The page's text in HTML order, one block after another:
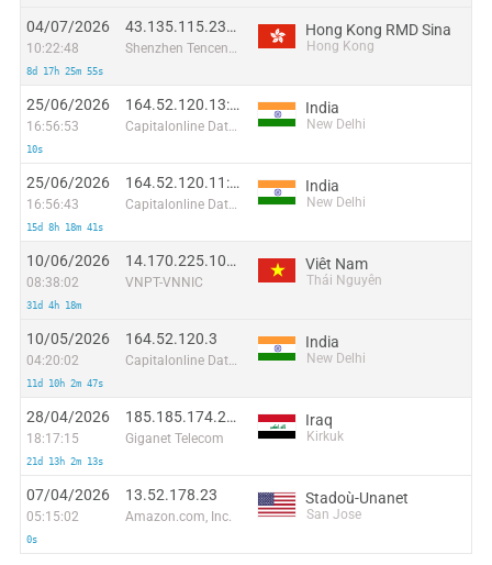
04/07/2026
10:22:48
8d 17h 25m 55s
43.135.115.233:57874
Shenzhen Tencent Computer Systems Company Limited
Hong Kong RMD Sina
Hong Kong
25/06/2026
16:56:53
10s
164.52.120.13:22172
Capitalonline Data Service (HK) Co
India
New Delhi
25/06/2026
16:56:43
15d 8h 18m 41s
164.52.120.11:43756
Capitalonline Data Service (HK) Co
India
New Delhi
10/06/2026
08:38:02
31d 4h 18m
14.170.225.104:47711
VNPT-VNNIC
Viêt Nam
Thái Nguyên
10/05/2026
04:20:02
11d 10h 2m 47s
164.52.120.3
Capitalonline Data Service (HK) Co
India
New Delhi
28/04/2026
18:17:15
21d 13h 2m 13s
185.185.174.220
Giganet Telecom
Iraq
Kirkuk
07/04/2026
05:15:02
0s
13.52.178.23
Amazon.com, Inc.
Stadoù-Unanet
San Jose